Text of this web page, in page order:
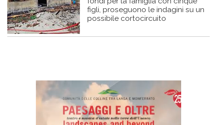
figli, proseguono le indagini su un
possibile cortocircuito